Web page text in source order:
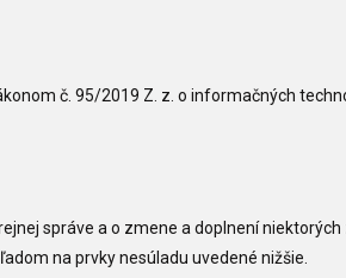
č. 95/2019 Z. z. o informačných
správe a o zmene a doplnení
na prvky nesúladu uvedené nižšie.